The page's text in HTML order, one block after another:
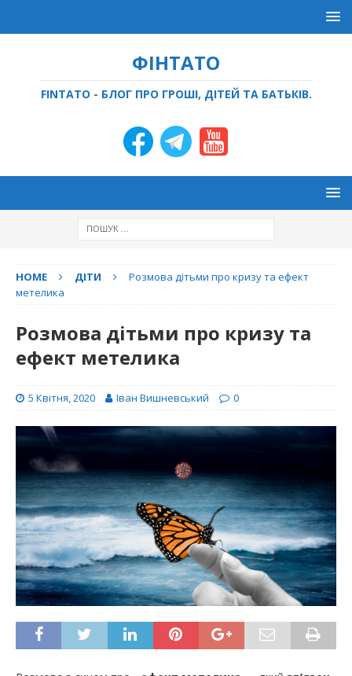
ФІНТАТО
FINTATO - БЛОГ ПРО ГРОШІ, ДІТЕЙ ТА БАТЬКІВ.
HOME ДІТИ
Розмова дітьми про кризу та ефект
метелика
Розмова дітьми про кризу та
ефект метелика
5 Квітня, 2020 Іван Вишневський 0